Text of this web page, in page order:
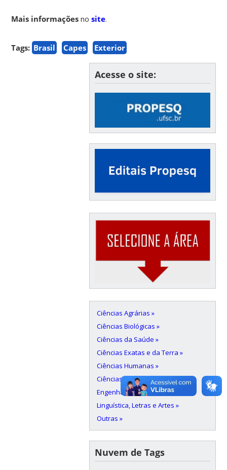
Mais informações nosite.
Tags: Brasil Capes Exterior
Acesse o site:
Ciências Agrárias »
Ciências Biológicas »
Ciências da Saúde »
Ciências Exatas e da Terra »
Ciências Humanas »
Ciências Sociais Aplicadas »
Engenharias »
Linguística, Letras e Artes »
Outras »
Nuvem de Tags